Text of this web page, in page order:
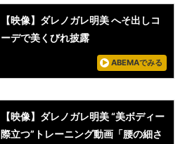
【映像】ダレノガレ明美 へそ出しコ
ーデで美くびれ披露
ABEMAでみる
【映像】ダレノガレ明美 “美ボディー
際立つ”トレーニング動画「腰の細さ